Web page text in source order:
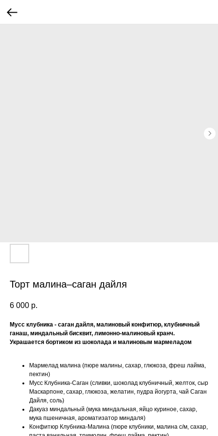
Торт малина–саган дайля
6 000 р.
Мусс клубника - саган дайля, малиновый конфитюр, клубничный
ганаш, миндальный бисквит, лимонно-малиновый кранч.
Украшается бортиком из шоколада и малиновым мармеладом
Мармелад малина (пюре малины, сахар, глюкоза, фреш лайма,
пектин)
Мусс Клубника-Саган (сливки, шоколад клубничный, желток, сыр
Маскарпоне, сахар, глюкоза, желатин, пудра йогурта, чай Саган
Дайля, соль)
Дакуаз миндальный (мука миндальная, яйцо куриное, сахар,
мука пшеничная, ароматизатор миндаля)
Конфитюр Клубника-Малина (пюре клубники, малина с/м, сахар,